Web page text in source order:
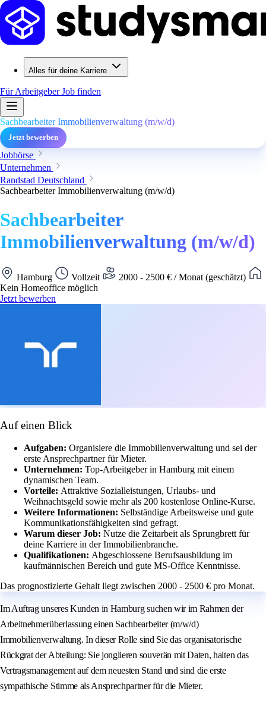
Alles für deine Karriere
Für ArbeitgeberJob finden
Sachbearbeiter Immobilienverwaltung (m/w/d)
Jetzt bewerben
Jobbörse
Unternehmen
Randstad Deutschland
Sachbearbeiter Immobilienverwaltung (m/w/d)
Sachbearbeiter
Immobilienverwaltung (m/w/d)
Hamburg Vollzeit
2000 - 2500 € / Monat (geschätzt)
Kein Homeoffice möglich
Jetzt bewerben
Auf einen Blick
Aufgaben: Organisiere die Immobilienverwaltung und sei der
erste Ansprechpartner für Mieter.
Unternehmen: Top-Arbeitgeber in Hamburg mit einem
dynamischen Team.
Vorteile: Attraktive Sozialleistungen, Urlaubs- und
Weihnachtsgeld sowie mehr als 200 kostenlose Online-Kurse.
Weitere Informationen: Selbständige Arbeitsweise und gute
Kommunikationsfähigkeiten sind gefragt.
Warum dieser Job: Nutze die Zeitarbeit als Sprungbrett für
deine Karriere in der Immobilienbranche.
Qualifikationen: Abgeschlossene Berufsausbildung im
kaufmännischen Bereich und gute MS-Office Kenntnisse.
Das prognostizierte Gehalt liegt zwischen 2000 - 2500 € pro Monat.
Im Auftrag unseres Kunden in Hamburg suchen wir im Rahmen der
Arbeitnehmerüberlassung einen Sachbearbeiter (m/w/d)
Immobilienverwaltung. In dieser Rolle sind Sie das organisatorische
Rückgrat der Abteilung: Sie jonglieren souverän mit Daten, halten das
Vertragsmanagement auf dem neuesten Stand und sind die erste
sympathische Stimme als Ansprechpartner für die Mieter.